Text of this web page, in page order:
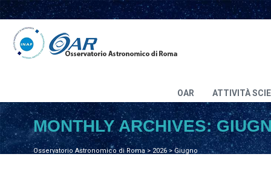
OAR ATTIVITÀ
Osservatorio Astronomico di Roma>2026>Giugno
MONTHLY ARCHIVES: